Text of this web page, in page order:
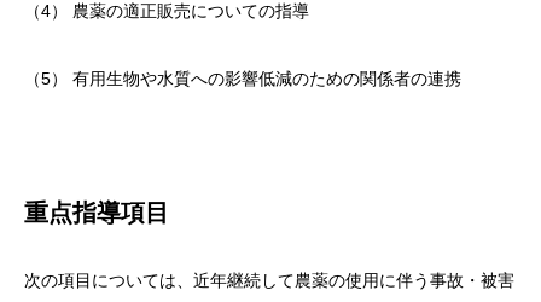
（4） 農薬の適正販売についての指導
（5） 有用生物や水質への影響低減のための関係者の連携
重点指導項目
次の項目については、近年継続して農薬の使用に伴う事故・被害